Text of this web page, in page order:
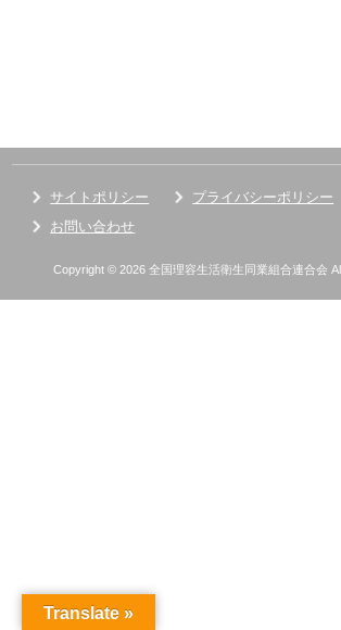
サイトポリシー プライバシーポリシー
お問い合わせ
Copyright © 2026 全国理容生活衛生同業組合連合会
Translate »